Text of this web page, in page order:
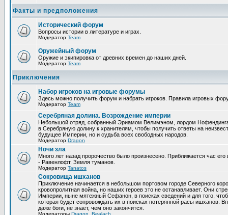
Факты и предположения
Исторический форум
Вопросы истории в литературе и играх.
Модератор Team
Оружейный форум
Оружие и экипировка от древних времен до наших дней.
Модератор Team
Приключения
Набор игроков на игровые форумы
Здесь можно получить форум и набрать игроков. Правила игровых
Модератор Team
Серебряная долина. Возрождение империи
Небольшой отряд, собранный Эриамом Велимэном, лордом Нофендинга
в Серебряную долину к хранителям, чтобы получить ответы на
будущее Империи, но и судьба всех свободных народов.
Модератор Dragon
Ночи зла
Много лет назад пророчество было произнесено. Приближается час
- Равенлофт, Земля туманов.
Модератор Tanatos
Сокровища ишханов
Приключение начинается в небольшом портовом городе Северного
кровопролитная война, но наших героев это не останавливает. Они
Империи, ныне мятежный Сефанон, в поисках сведений и для того,
которая будет сопровождать их в поисках потерянной расы ишханов.
даже боги, не знает, чем оно закончится.
Модераторы Dragon Bealach